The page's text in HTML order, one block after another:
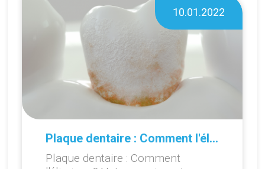
10.01.2022
Plaque dentaire : Comment l'éliminer ?
Plaque dentaire : Comment